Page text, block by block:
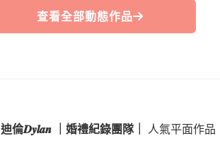
迪倫𝑫𝒚𝒍𝒂𝒏 ｜婚禮紀錄團隊｜ 人氣平面作品
查看全部動態作品